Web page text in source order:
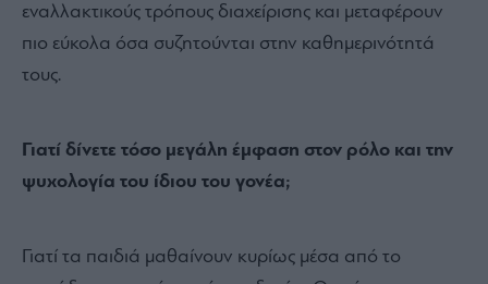
εναλλακτικούς τρόπους διαχείρισης και μεταφέρουν
πιο εύκολα όσα συζητούνται στην καθημερινότητά
τους.
Γιατί δίνετε τόσο μεγάλη έμφαση στον ρόλο και την
ψυχολογία του ίδιου του γονέα;
Γιατί τα παιδιά μαθαίνουν κυρίως μέσα από το